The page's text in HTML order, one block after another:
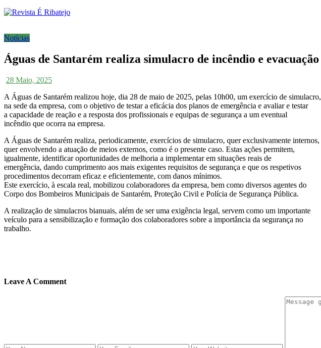
Notícias
Águas de Santarém realiza simulacro de incêndio e evacuação
28 Maio, 2025
A Águas de Santarém realizou hoje, dia 28 de maio de 2025, pelas 10h00, um exercício de simulacro,
na sede da empresa, com o objetivo de testar a eficácia dos planos de emergência e avaliar e testar
a capacidade de reação e a resposta dos profissionais e equipas de segurança a um eventual
incêndio que ocorra na empresa.
A Águas de Santarém realiza, periodicamente, exercícios de simulacro, quer exclusivamente internos,
quer envolvendo a atuação de meios externos, como é o presente caso. Estas ações permitem,
igualmente, identificar oportunidades de melhoria a implementar em situações reais de
emergência, dando cumprimento aos mais exigentes requisitos de segurança e que os respetivos
procedimentos decorram eficaz e eficientemente, com danos mínimos.
Este exercício, à escala real, mobilizou colaboradores da empresa, bem como diversos agentes do
Corpo dos Bombeiros Municipais de Santarém, Proteção Civil e Polícia de Segurança Pública.
A realização de simulacros bianuais, além de ser uma exigência legal, servem como um importante
veículo para a sensibilização e formação dos colaboradores sobre a importância da segurança no
trabalho.
Leave A Comment